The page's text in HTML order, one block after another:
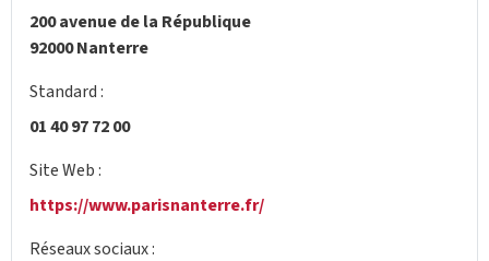
200 avenue de la République
92000 Nanterre
Standard :
01 40 97 72 00
Site Web :
https://www.parisnanterre.fr/
Réseaux sociaux :